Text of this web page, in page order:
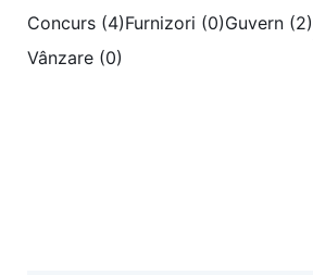
Concurs (4)Furnizori (0)Guvern (2)
Vânzare (0)